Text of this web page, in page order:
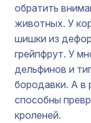
обратить
животных. У
шишки из
грейпфрут. У
дельфинов и
бородавки. А в
способны
кроленей.